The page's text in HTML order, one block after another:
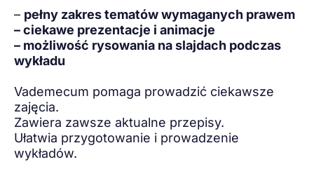
– pełny zakres tematów wymaganych prawem
– ciekawe prezentacje i animacje
– możliwość rysowania na slajdach podczas
wykładu
Vademecum pomaga prowadzić ciekawsze
zajęcia.
Zawiera zawsze aktualne przepisy.
Ułatwia przygotowanie i prowadzenie
wykładów.